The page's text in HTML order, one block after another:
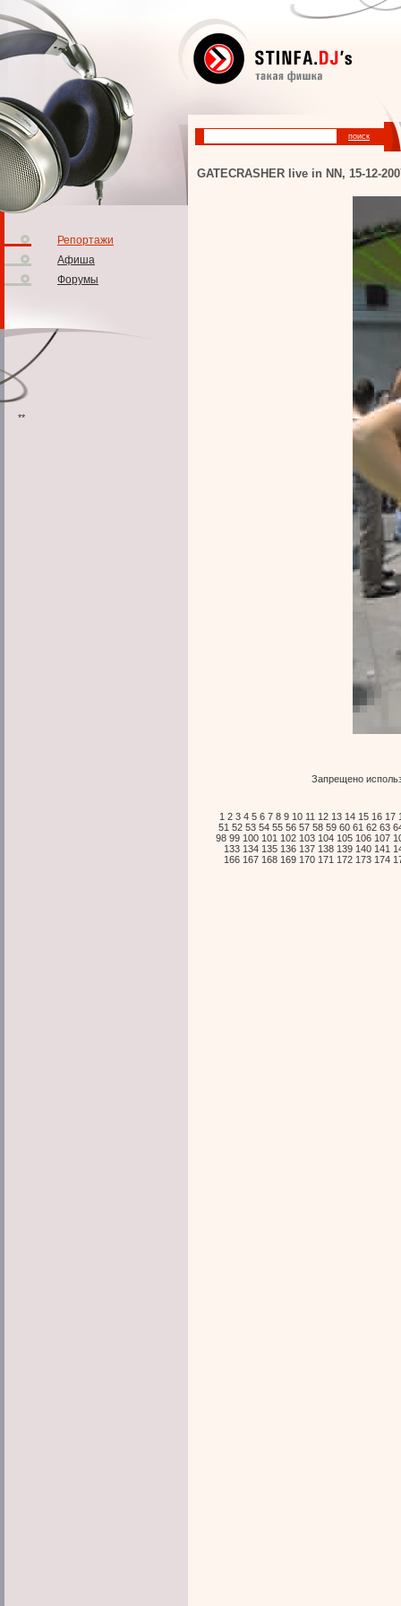
Репортажи
Афиша
Форумы
**
GATECRASHER live in NN, 15-12-
Запрещено
1 2 3 4 5 6 7 8 9 10 11 12 13 14 15 16 17
51 52 53 54 55 56 57 58 59 60 61 62 63
98 99 100 101 102 103 104 105 106 107
133 134 135 136 137 138 139 140 141
166 167 168 169 170 171 172 173 174